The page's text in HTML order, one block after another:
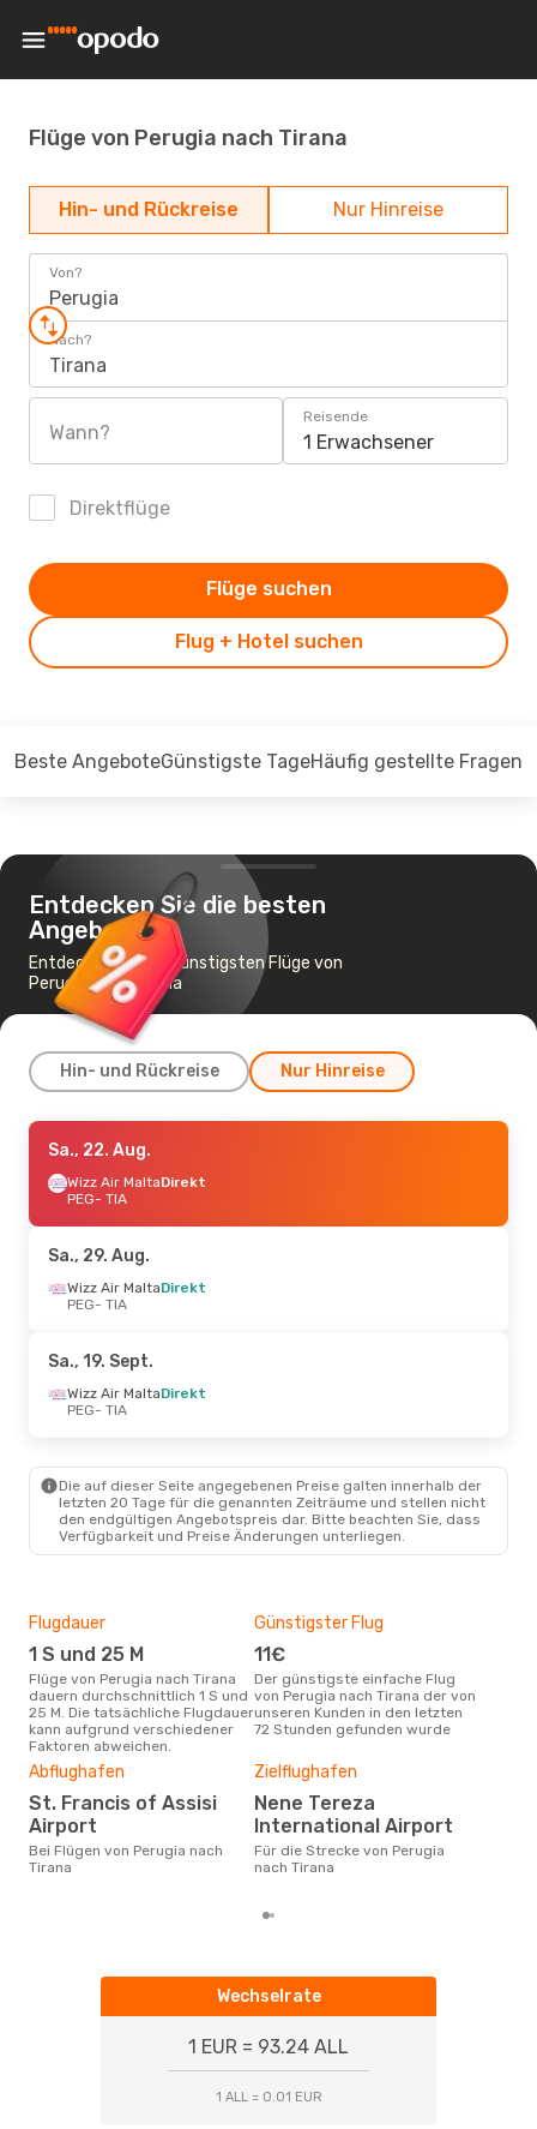
Flüge von Perugia nach Tirana
Hin- und Rückreise Nur Hinreise
Von?
Perugia
Nach?
Tirana
Wann?
Reisende
1 Erwachsener
Direktflüge
Flug + Hotel suchen
Flüge suchen
Beste AngeboteGünstigste TageHäufig gestellte Fragen
Entdecken Sie die besten
Angebote
Entdecken Sie die günstigsten Flüge von
Perugia nach Tirana
Hin- und Rückreise Nur Hinreise
Do., 10. Sept.
Wizz Air MaltaDirekt
PEG- TIA
TIA- PEG
Do., 20. Aug.- Mo., 24. Aug.
Wizz Air Malta
TIA- PEG
Sa., 22. Aug.
Wizz Air MaltaDirekt
PEG- TIA
Sa., 29. Aug.
Wizz Air MaltaDirekt
PEG- TIA
Sa., 19. Sept.
Wizz Air MaltaDirekt
PEG- TIA
Die auf dieser Seite angegebenen Preise galten innerhalb der
letzten 20 Tage für die genannten Zeiträume und stellen nicht
den endgültigen Angebotspreis dar. Bitte beachten Sie, dass
Verfügbarkeit und Preise Änderungen unterliegen.
Flugdauer
1 S und 25 M
Flüge von Perugia nach Tirana
dauern durchschnittlich 1 S und
25 M. Die tatsächliche Flugdauer
kann aufgrund verschiedener
Faktoren abweichen.
Günstigster Flug
11€
Der günstigste einfache Flug
von Perugia nach Tirana der von
unseren Kunden in den letzten
72 Stunden gefunden wurde
Abflughafen
St. Francis of Assisi
Airport
Bei Flügen von Perugia nach
Tirana
Zielflughafen
Nene Tereza
International Airport
Für die Strecke von Perugia
nach Tirana
Wechselrate
1 EUR = 93.24 ALL
1 ALL = 0.01 EUR